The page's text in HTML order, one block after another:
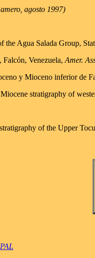
agosto 1997)
Agua Salada Group,
Venezuela, Amer.
y Mioceno inferior de
stratigraphy of
of the Upper